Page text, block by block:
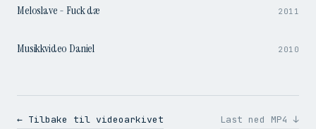
Meloslave - Fuck dæ 2011
3:25
Musikkvideo Daniel 2010
← Tilbake til videoarkivet Last ned MP4 ↓